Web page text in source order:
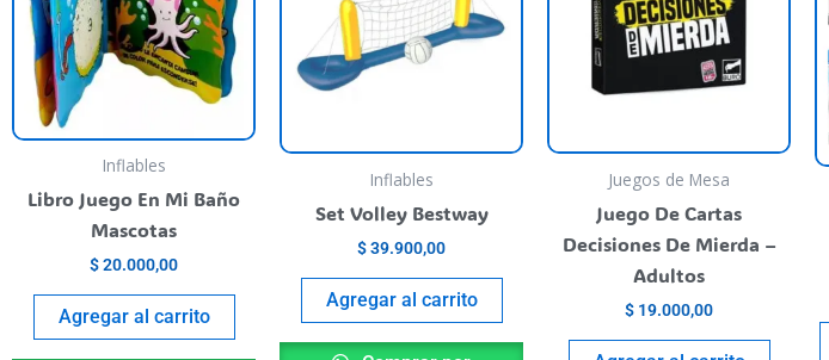
Inflables
Libro Juego En Mi Baño
Mascotas
$20.000,00
Agregar al carrito
Inflables
Set Volley Bestway
$39.900,00
Agregar al carrito
Juegos de Mesa
Juego De Cartas
Decisiones De Mierda –
Adultos
$ 19.000,00